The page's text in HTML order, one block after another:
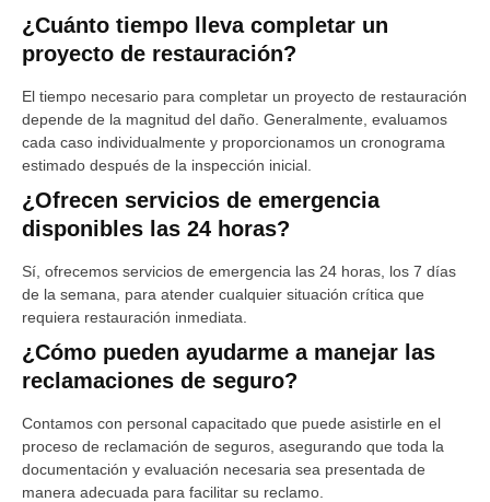
¿Cuánto tiempo lleva completar un
proyecto de restauración?
El tiempo necesario para completar un proyecto de restauración
depende de la magnitud del daño. Generalmente, evaluamos
cada caso individualmente y proporcionamos un cronograma
estimado después de la inspección inicial.
¿Ofrecen servicios de emergencia
disponibles las 24 horas?
Sí, ofrecemos servicios de emergencia las 24 horas, los 7 días
de la semana, para atender cualquier situación crítica que
requiera restauración inmediata.
¿Cómo pueden ayudarme a manejar las
reclamaciones de seguro?
Contamos con personal capacitado que puede asistirle en el
proceso de reclamación de seguros, asegurando que toda la
documentación y evaluación necesaria sea presentada de
manera adecuada para facilitar su reclamo.